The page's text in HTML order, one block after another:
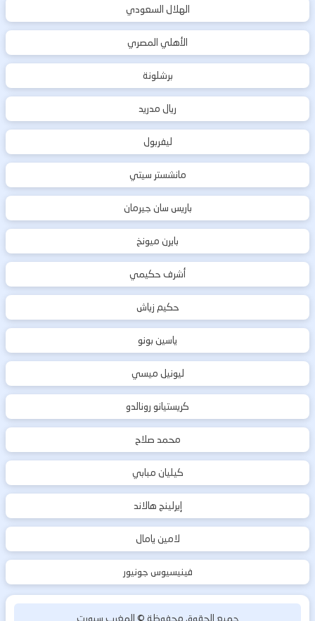
الهلال السعودي
الأهلي المصري
برشلونة
ريال مدريد
ليفربول
مانشستر سيتي
باريس سان جيرمان
بايرن ميونخ
أشرف حكيمي
حكيم زياش
ياسين بونو
ليونيل ميسي
كريستيانو رونالدو
محمد صلاح
كيليان مبابي
إيرلينج هالاند
لامين يامال
فينيسيوس جونيور
جميع الحقوق محفوظة ©المغرب سبورت